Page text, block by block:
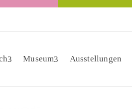
Museum Ausstellungen